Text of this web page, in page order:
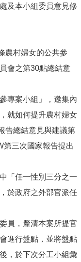
及本小組委員意見修
農村婦女的公共參
會之第30點總結意
專案小組」，邀集內
就如何提升農村婦女
告總結意見與建議第
第三次國家報告提出
「任一性別三分之一
於政府之外部官派任
員，釐清本案所提官
進行盤點，並將盤點
，於下次分工小組彙